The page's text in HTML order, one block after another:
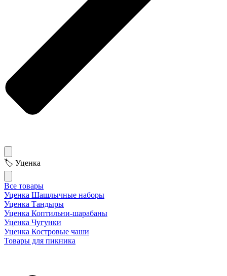
🏷 Уценка
Все товары
Уценка Шашлычные наборы
Уценка Тандыры
Уценка Коптильни-шарабаны
Уценка Чугунки
Уценка Костровые чаши
Товары для пикника